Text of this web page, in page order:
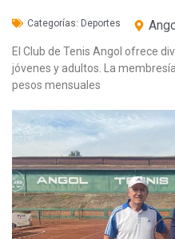
Categorías: Deportes
El Club de Tenis Angol ofrece
jóvenes y adultos. La
pesos mensuales